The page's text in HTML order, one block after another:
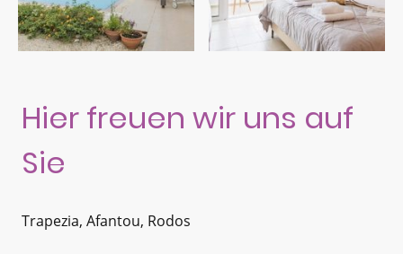
Hier freuen wir uns auf
Sie
Trapezia, Afantou, Rodos